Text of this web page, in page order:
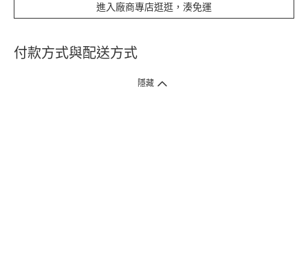
進入廠商專店逛逛，湊免運
付款方式與配送方式
隱藏